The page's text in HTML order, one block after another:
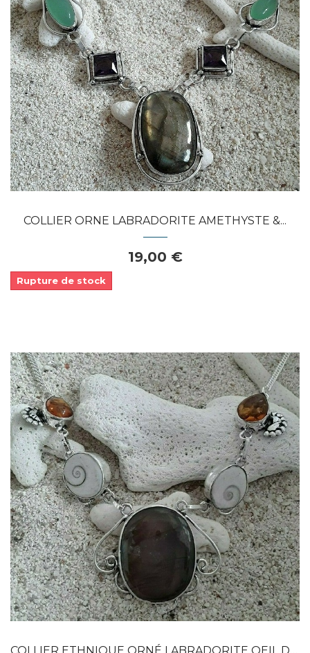
Dans mon panier
APERÇU RAPIDE
COLLIER ORNE LABRADORITE AMETHYSTE &...
19,00 €
Rupture de stock
Dans mon panier
APERÇU RAPIDE
COLLIER ETHNIQUE ORNÉ LABRADORITE OEIL DE...